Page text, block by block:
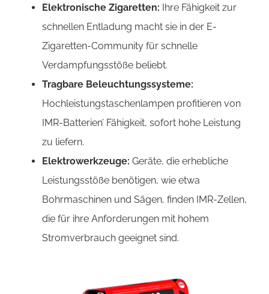
Elektronische Zigaretten: Ihre Fähigkeit zur
schnellen Entladung macht sie in der E-
Zigaretten-Community für schnelle
Verdampfungsstöße beliebt.
Tragbare Beleuchtungssysteme:
Hochleistungstaschenlampen profitieren von
IMR-Batterien’ Fähigkeit, sofort hohe Leistung
zu liefern.
Elektrowerkzeuge: Geräte, die erhebliche
Leistungsstöße benötigen, wie etwa
Bohrmaschinen und Sägen, finden IMR-Zellen,
die für ihre Anforderungen mit hohem
Stromverbrauch geeignet sind.